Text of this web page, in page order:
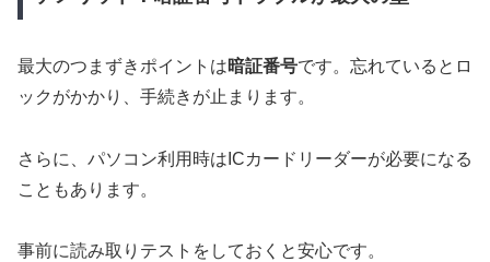
最大のつまずきポイントは暗証番号です。忘れているとロ
ックがかかり、手続きが止まります。
さらに、パソコン利用時はICカードリーダーが必要になる
こともあります。
事前に読み取りテストをしておくと安心です。